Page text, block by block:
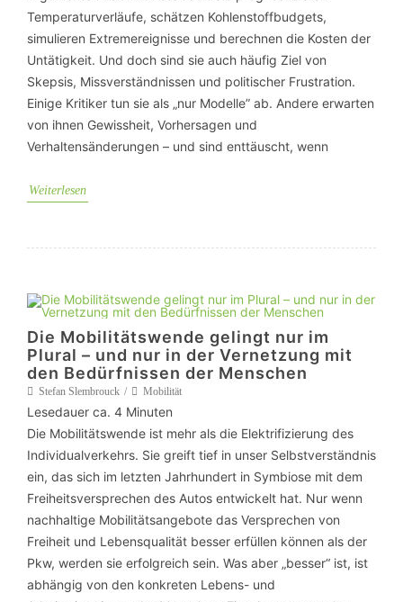
Temperaturverläufe, schätzen Kohlenstoffbudgets,
simulieren Extremereignisse und berechnen die Kosten der
Untätigkeit. Und doch sind sie auch häufig Ziel von
Skepsis, Missverständnissen und politischer Frustration.
Einige Kritiker tun sie als „nur Modelle” ab. Andere erwarten
von ihnen Gewissheit, Vorhersagen und
Verhaltensänderungen – und sind enttäuscht, wenn
Weiterlesen
Die Mobilitätswende gelingt nur im
Plural – und nur in der Vernetzung mit
den Bedürfnissen der Menschen
Stefan Slembrouck Mobilität
Lesedauer ca. 4 Minuten
Die Mobilitätswende ist mehr als die Elektrifizierung des
Individualverkehrs. Sie greift tief in unser Selbstverständnis
ein, das sich im letzten Jahrhundert in Symbiose mit dem
Freiheitsversprechen des Autos entwickelt hat. Nur wenn
nachhaltige Mobilitätsangebote das Versprechen von
Freiheit und Lebensqualität besser erfüllen können als der
Pkw, werden sie erfolgreich sein. Was aber „besser“ ist, ist
abhängig von den konkreten Lebens- und